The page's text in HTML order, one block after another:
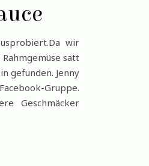
wir
satt
gefunden. Jenny
Gruppe.
Geschmäcker